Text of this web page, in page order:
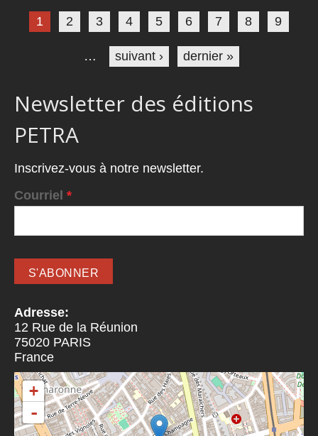
1 2 3 4 5 6 7 8 9
… suivant › dernier »
Newsletter des éditions
PETRA
Inscrivez-vous à notre newsletter.
Courriel *
Adresse:
12 Rue de la Réunion
75020 PARIS
France
+
-